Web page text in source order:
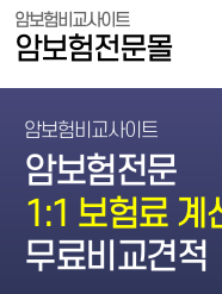
암보험비교사이트
암보험전문몰
암보험비교사이트
암보험전문
1:1 보험료 계
무료비교견적